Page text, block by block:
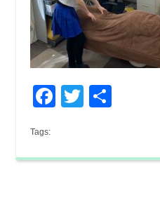
Facebook
Twitter
Tags: